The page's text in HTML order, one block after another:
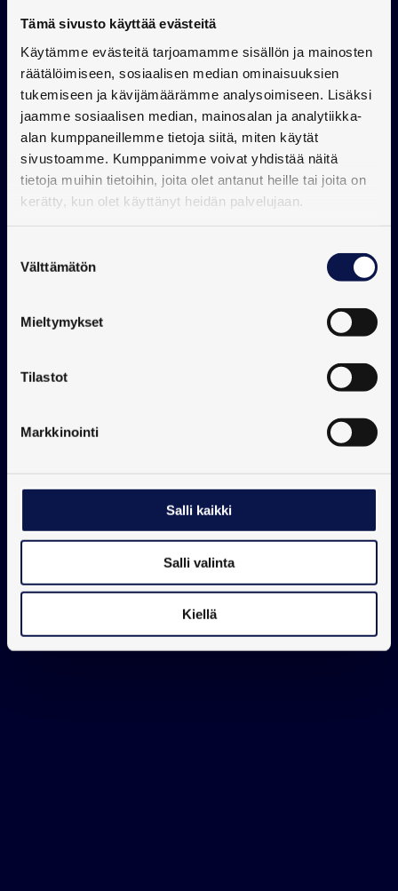
Tämä sivusto käyttää evästeitä
Käytämme evästeitä tarjoamamme sisällön ja mainosten
räätälöimiseen, sosiaalisen median ominaisuuksien
tukemiseen ja kävijämäärämme analysoimiseen. Lisäksi
jaamme sosiaalisen median, mainosalan ja analytiikka-
alan kumppaneillemme tietoja siitä, miten käytät
sivustoamme. Kumppanimme voivat yhdistää näitä
tietoja muihin tietoihin, joita olet antanut heille tai joita on
kerätty, kun olet käyttänyt heidän palvelujaan.
valinta
Välttämätön
Mieltymykset
Tilastot
Markkinointi
Salli kaikki
Salli valinta
Kiellä